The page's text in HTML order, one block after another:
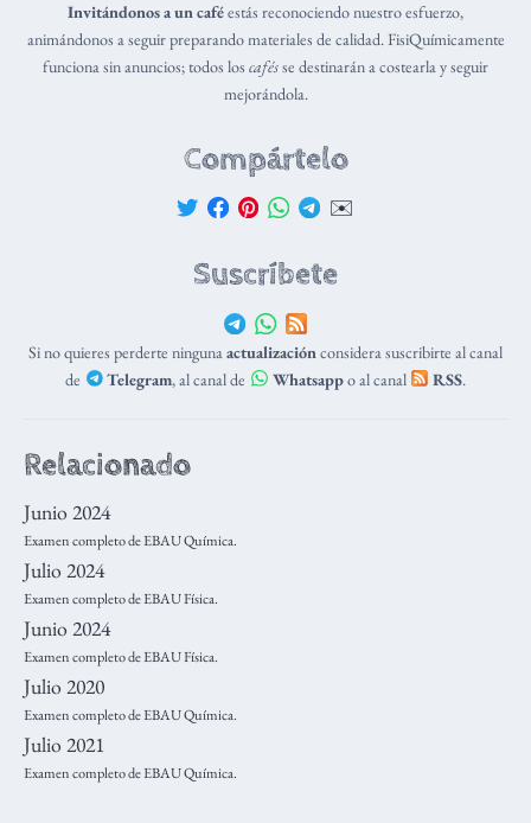
Invitándonos a un caféestás reconociendo nuestro esfuerzo,
animándonos a seguir preparando materiales de calidad. FisiQuímicamente
funciona sin anuncios; todos los cafésse destinarán a costearla y seguir
mejorándola.
Compártelo
✉️
Suscríbete
Si no quieres perderte ningunaactualizaciónconsidera suscribirte al canal
de
Telegram, al canal de Whatsappo al canal RSS.
Relacionado
Junio 2024
Examen completo de EBAU Química.
Julio 2024
Examen completo de EBAU Física.
Junio 2024
Examen completo de EBAU Física.
Julio 2020
Examen completo de EBAU Química.
Julio 2021
Examen completo de EBAU Química.